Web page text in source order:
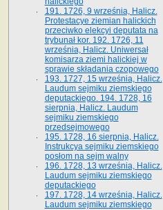
191. 1726, 9 września, Halicz.
Protestacye ziemian halickich
przeciwko elekcyi deputata na
trybunał kor. 192. 1726, 11
września, Halicz. Uniwersał
komisarza ziemi halickiej w
sprawie składania czopowego
193. 1727, 15 września, Halicz.
Laudum sejmiku ziemskiego
deputackiego. 194. 1728, 16
sierpnia, Halicz. Laudum
sejmiku ziemskiego
przedsejmowego
195. 1728, 16 sierpnia, Halicz.
Instrukcya sejmiku ziemskiego
posłom na sejm walny
196. 1728, 13 września, Halicz.
Laudum sejmiku ziemskiego
deputackiego
197. 1728, 14 września, Halicz.
Laudum sejmiku ziemskiego